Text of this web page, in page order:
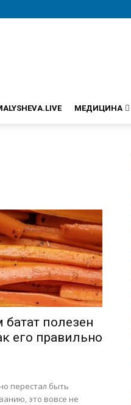
МЕДИЦИНА
батат полезен
его правильно
перестал быть
это вовсе не